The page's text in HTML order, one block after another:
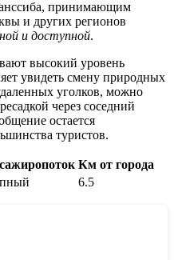
принимающим
и других регионов
и доступной.
высокий уровень
увидеть смену природных
уголков, можно
через соседний
остается
туристов.
Км от города
6.5